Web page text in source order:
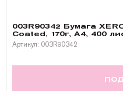
003R90342 Бумага
Coated, 170г, A4, 400
Артикул: 003R90342